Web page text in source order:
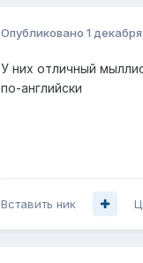
Опубликовано 1
У них отличный
по-английски
Вставить ник